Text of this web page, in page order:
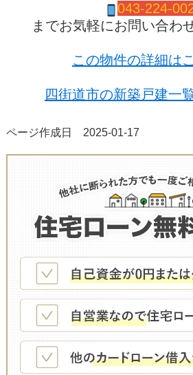
043-224-
までお気軽にお問い合わ
この物件の詳細は
四街道市の新築戸建一
ページ作成日 2025-01-17